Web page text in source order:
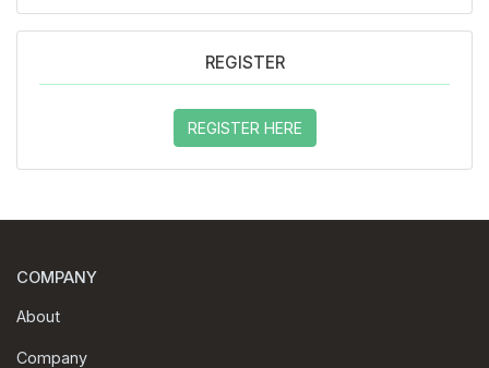
REGISTER
REGISTER HERE
COMPANY
About
Company